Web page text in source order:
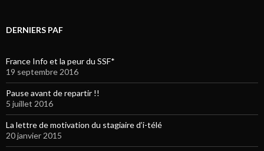
DERNIERS PAF
France Info et la peur du SSF*
19 septembre 2016
Pause avant de repartir !!
5 juillet 2016
La lettre de motivation du stagiaire d’i-télé
20 janvier 2015